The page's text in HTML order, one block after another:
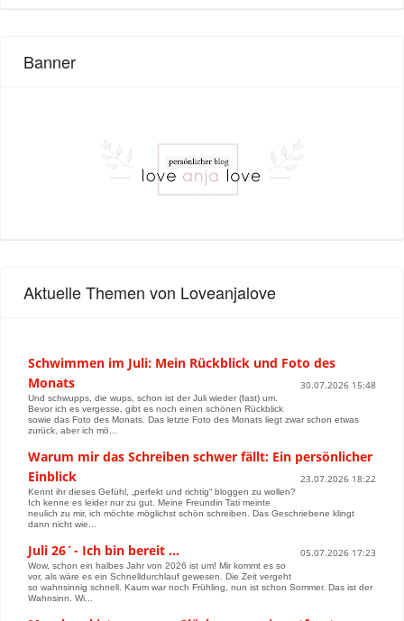
Banner
Aktuelle Themen von Loveanjalove
Schwimmen im Juli: Mein Rückblick und Foto des
Monats
30.07.2026 15:48
Und schwupps, die wups, schon ist der Juli wieder (fast) um.
Bevor ich es vergesse, gibt es noch einen schönen Rückblick
sowie das Foto des Monats. Das letzte Foto des Monats liegt zwar schon etwas
zurück, aber ich mö...
Warum mir das Schreiben schwer fällt: Ein persönlicher
Einblick
23.07.2026 18:22
Kennt ihr dieses Gefühl, „perfekt und richtig“ bloggen zu wollen?
Ich kenne es leider nur zu gut. Meine Freundin Tati meinte
neulich zu mir, ich möchte möglichst schön schreiben. Das Geschriebene klingt
dann nicht wie...
Juli 26´- Ich bin bereit … 05.07.2026 17:23
Wow, schon ein halbes Jahr von 2026 ist um! Mir kommt es so
vor, als wäre es ein Schnelldurchlauf gewesen. Die Zeit vergeht
so wahnsinnig schnell. Kaum war noch Frühling, nun ist schon Sommer. Das ist der
Wahnsinn. Wi...